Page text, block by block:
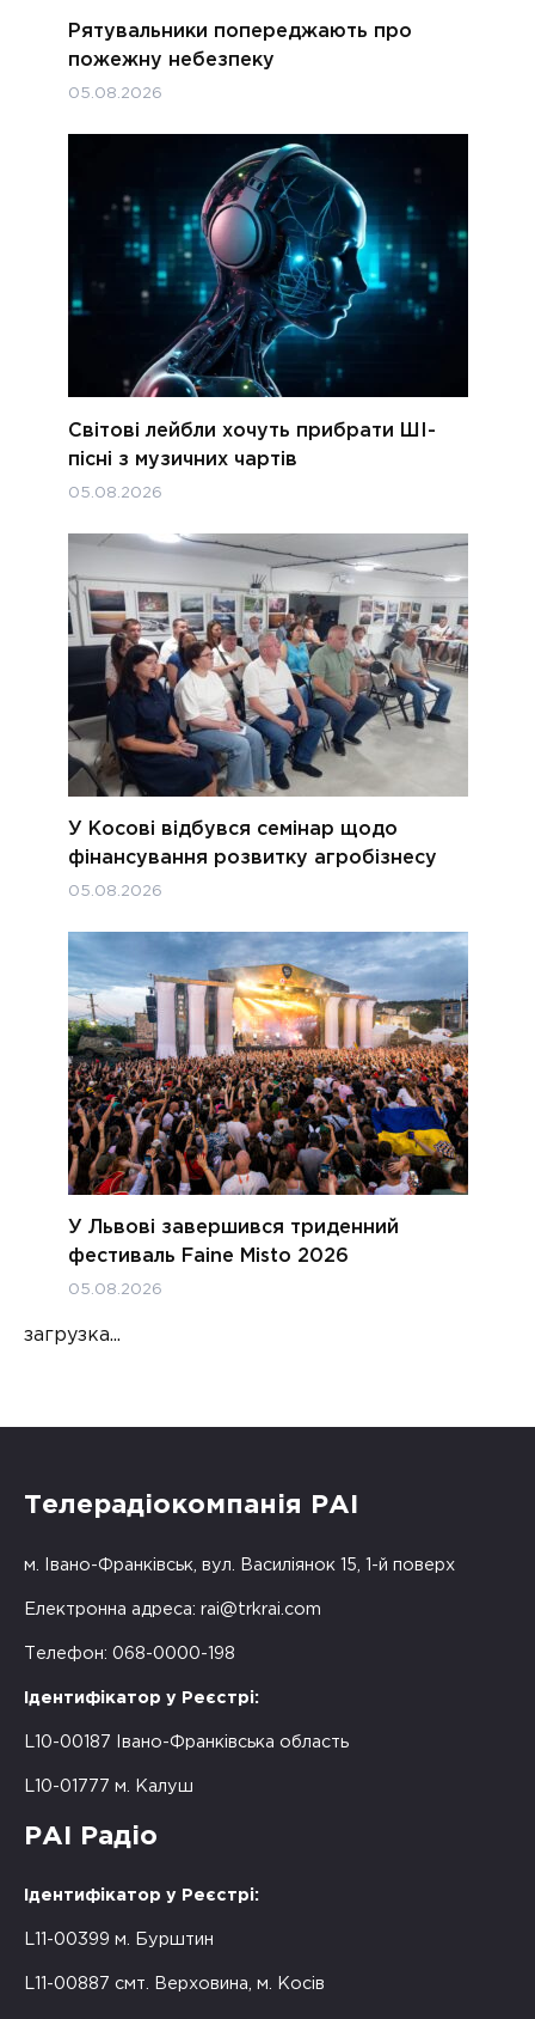
Рятувальники попереджають про
пожежну небезпеку
05.08.2026
Світові лейбли хочуть прибрати ШІ-
пісні з музичних чартів
05.08.2026
У Косові відбувся семінар щодо
фінансування розвитку агробізнесу
05.08.2026
У Львові завершився триденний
фестиваль Faine Misto 2026
05.08.2026
загрузка...
Телерадіокомпанія РАІ
м. Івано-Франківськ, вул. Василіянок 15, 1-й поверх
Електронна адреса: rai@trkrai.com
Телефон: 068-0000-198
Ідентифікатор у Реєстрі:
L10-00187 Івано-Франківська область
L10-01777 м. Калуш
РАІ Радіо
Ідентифікатор у Реєстрі:
L11-00399 м. Бурштин
L11-00887 смт. Верховина, м. Косів